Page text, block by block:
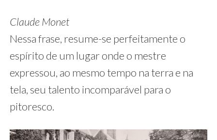
Claude Monet
Nessa frase, resume-se perfeitamente o
espírito de um lugar onde o mestre
expressou, ao mesmo tempo na terra e na
tela, seu talento incomparável para o
pitoresco.